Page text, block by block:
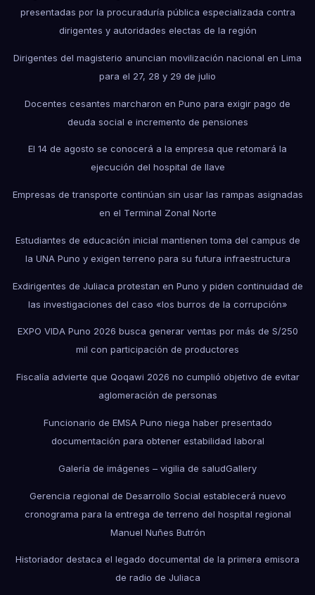
presentadas por la procuraduría pública especializada contra
dirigentes y autoridades electas de la región
Dirigentes del magisterio anuncian movilización nacional en Lima
para el 27, 28 y 29 de julio
Docentes cesantes marcharon en Puno para exigir pago de
deuda social e incremento de pensiones
El 14 de agosto se conocerá a la empresa que retomará la
ejecución del hospital de Ilave
Empresas de transporte continúan sin usar las rampas asignadas
en el Terminal Zonal Norte
Estudiantes de educación inicial mantienen toma del campus de
la UNA Puno y exigen terreno para su futura infraestructura
Exdirigentes de Juliaca protestan en Puno y piden continuidad de
las investigaciones del caso «los burros de la corrupción»
EXPO VIDA Puno 2026 busca generar ventas por más de S/250
mil con participación de productores
Fiscalía advierte que Qoqawi 2026 no cumplió objetivo de evitar
aglomeración de personas
Funcionario de EMSA Puno niega haber presentado
documentación para obtener estabilidad laboral
Galería de imágenes – vigilia de saludGallery
Gerencia regional de Desarrollo Social establecerá nuevo
cronograma para la entrega de terreno del hospital regional
Manuel Nuñes Butrón
Historiador destaca el legado documental de la primera emisora
de radio de Juliaca